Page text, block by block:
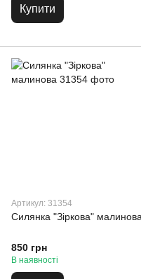
Купити
Артикул: 31354
Силянка "Зіркова" малинова
850 грн
В наявності